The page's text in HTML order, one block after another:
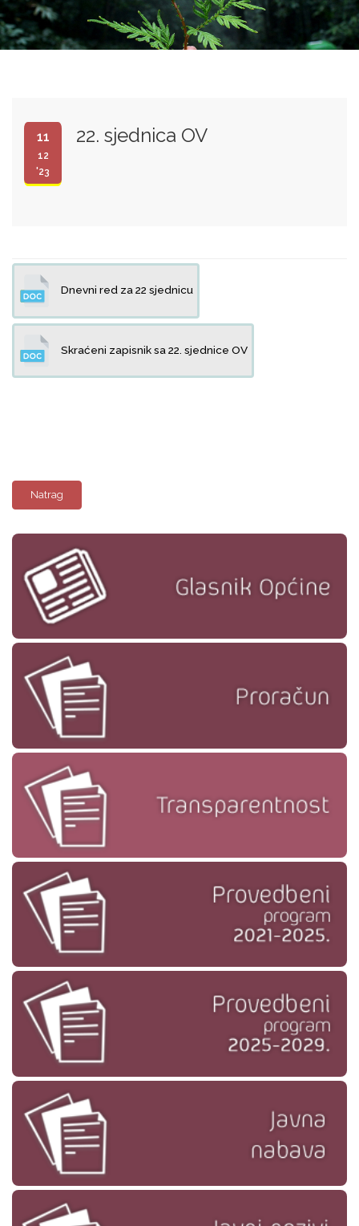
11
12
'23
22. sjednica OV
Dnevni red za 22 sjednicu
Skraćeni zapisnik sa 22. sjednice OV
Natrag